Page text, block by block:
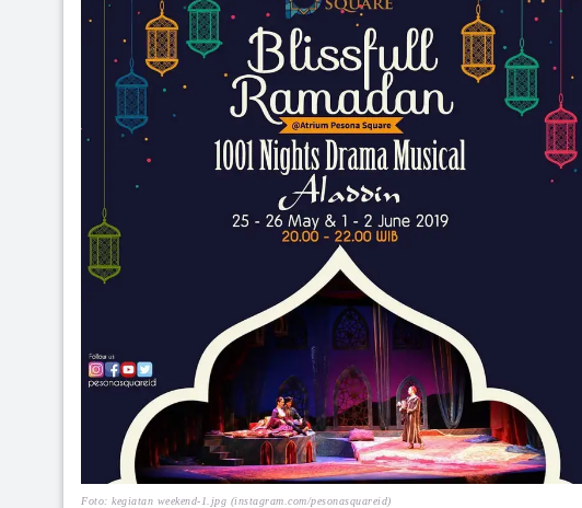
Foto: kegiatan weekend-1.jpg (instagram.com/pesonasquareid)